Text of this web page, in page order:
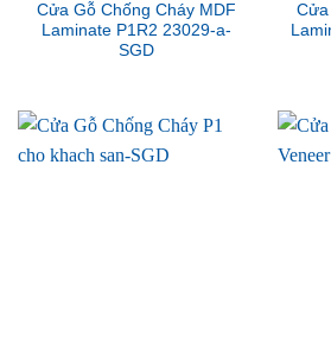
Cửa Gỗ Chống Cháy MDF
Laminate P1R2 23029-a-
SGD
Cửa